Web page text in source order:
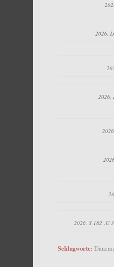
2026,
2026,
2026, S 182 ‚U
Schlagworte: